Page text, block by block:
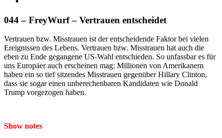
Bild
044 – FreyWurf – Vertrauen entscheidet
Vertrauen bzw. Misstrauen ist der entscheidende Faktor bei vielen
Ereignissen des Lebens. Vertrauen bzw. Misstrauen hat auch die
eben zu Ende gegangene US-Wahl entschieden. So unfassbar es für
uns Europäer auch erscheinen mag: Millionen von Amerikanern
haben ein so tief sitzendes Misstrauen gegenüber Hillary Clinton,
dass sie sogar einen unberechenbaren Kandidaten wie Donald
Trump vorgezogen haben.
Show notes